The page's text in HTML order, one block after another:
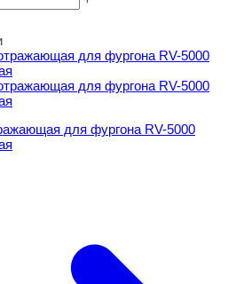
для фургона RV-5000 0,05*50
для фургона RV-5000